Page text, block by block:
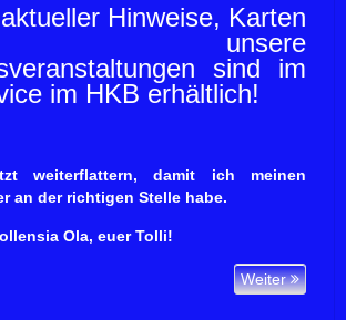
Hinweise, Karten
unsere
sind im
im HKB erhältlich!
weiterflattern, damit ich meinen
an der richtigen Stelle habe.
Ola, euer Tolli!
Weiter